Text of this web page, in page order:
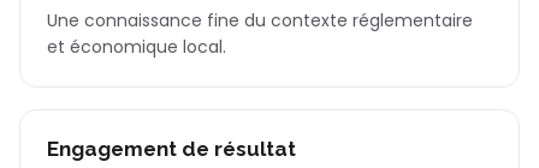
Une connaissance fine du contexte réglementaire
et économique local.
Engagement de résultat